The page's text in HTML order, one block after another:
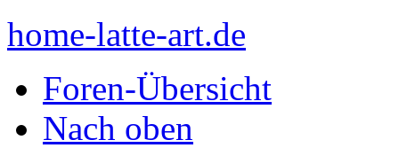
home-latte-art.de
Foren-Übersicht
Nach oben